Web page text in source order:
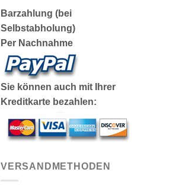
Barzahlung (bei
Selbstabholung)
Per Nachnahme
Sie können auch mit Ihrer
Kreditkarte bezahlen:
VERSANDMETHODEN